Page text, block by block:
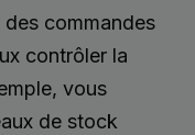
commandes
contrôler la
vous
de stock